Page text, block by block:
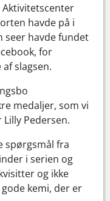
Aktivitetscenter
havde på i
seer havde fundet
for
slagsen.
medaljer, som vi
Pedersen.
spørgsmål fra
i serien og
og ikke
kemi, der er